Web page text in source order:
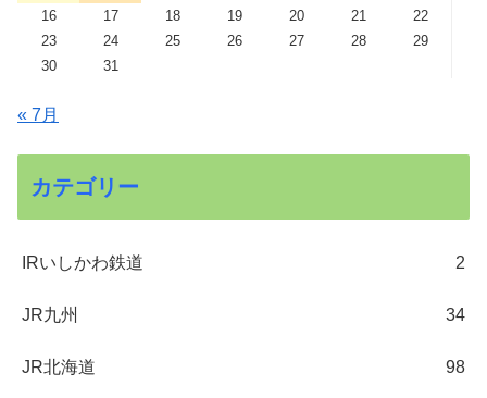
16
17 18 19 20 21
22
23
24 25 26 27 28
29
30
31
« 7月
カテゴリー
IRいしかわ鉄道 2
JR九州 34
JR北海道 98